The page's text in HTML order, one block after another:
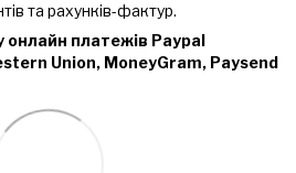
та рахунків-фактур.
онлайн платежів Paypal
Union, MoneyGram, Paysend